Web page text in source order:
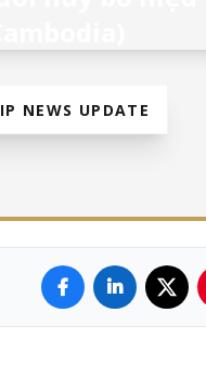
IP NEWS UPDATE